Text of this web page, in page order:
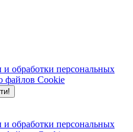
обработки персональных
файлов Cookie
обработки персональных